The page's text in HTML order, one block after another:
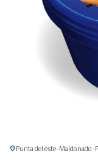
Punta del este Maldonado